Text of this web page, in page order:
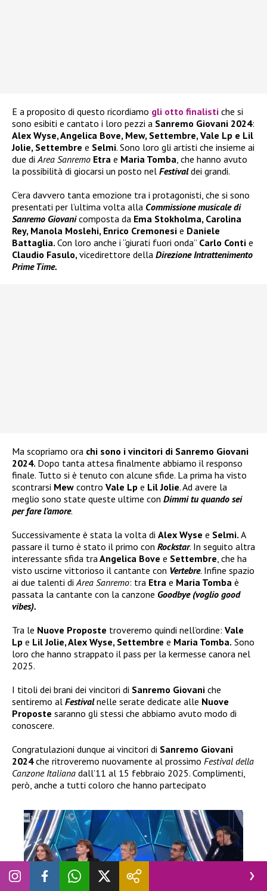
E a proposito di questo ricordiamo gli otto finalisti che si
sono esibiti e cantato i loro pezzi a Sanremo Giovani 2024:
Alex Wyse, Angelica Bove, Mew, Settembre, Vale Lp e Lil
Jolie, Settembre e Selmi. Sono loro gli artisti che insieme ai
due diArea Sanremo Etra e Maria Tomba, che hanno avuto
la possibilità di giocarsi un posto nel Festivaldei grandi.
C’era davvero tanta emozione tra i protagonisti, che si sono
presentati per l’ultima volta alla Commissione musicale di
Sanremo Giovanicomposta da Ema Stokholma, Carolina
Rey, Manola Moslehi, Enrico Cremonesi e Daniele
Battaglia. Con loro anche i “giurati fuori onda” Carlo Conti e
Claudio Fasulo,vicedirettore della Direzione Intrattenimento
Prime Time.
Ma scopriamo ora chi sono i vincitori di Sanremo Giovani
2024. Dopo tanta attesa finalmente abbiamo il responso
finale. Tutto si è tenuto con alcune sfide. La prima ha visto
scontrarsi Mew contro Vale Lp e Lil Jolie. Ad avere la
meglio sono state queste ultime con Dimmi tu quando sei
per fare l’amore.
Successivamente è stata la volta di Alex Wyse e Selmi. A
passare il turno è stato il primo con Rockstar. In seguito altra
interessante sfida traAngelica Bove e Settembre, che ha
visto uscirne vittorioso il cantante con Vertebre. Infine spazio
ai due talenti diArea Sanremo: tra Etra e Maria Tomba è
passata la cantante con la canzone Goodbye (voglio good
vibes).
Tra le Nuove Proposte troveremo quindi nell’ordine: Vale
Lp e Lil Jolie, Alex Wyse, Settembre e Maria Tomba. Sono
loro che hanno strappato il pass per la kermesse canora nel
2025.
I titoli dei brani dei vincitori di Sanremo Giovani che
sentiremo al Festivalnelle serate dedicate alle Nuove
Proposte saranno gli stessi che abbiamo avuto modo di
conoscere.
Congratulazioni dunque ai vincitori di Sanremo Giovani
2024che ritroveremo nuovamente al prossimo Festival della
Canzone Italiana dall’11 al 15 febbraio 2025. Complimenti,
però, anche a tutti coloro che hanno partecipato